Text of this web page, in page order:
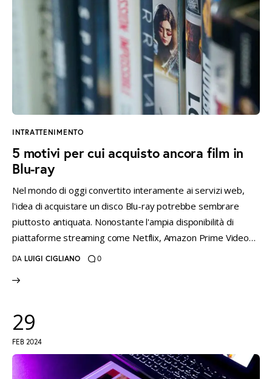
INTRATTENIMENTO
5 motivi per cui acquisto ancora film in
Blu-ray
Nel mondo di oggi convertito interamente ai servizi web,
l'idea di acquistare un disco Blu-ray potrebbe sembrare
piuttosto antiquata. Nonostante l'ampia disponibilità di
piattaforme streaming come Netflix, Amazon Prime Video…
DA LUIGI CIGLIANO 0
29
FEB 2024